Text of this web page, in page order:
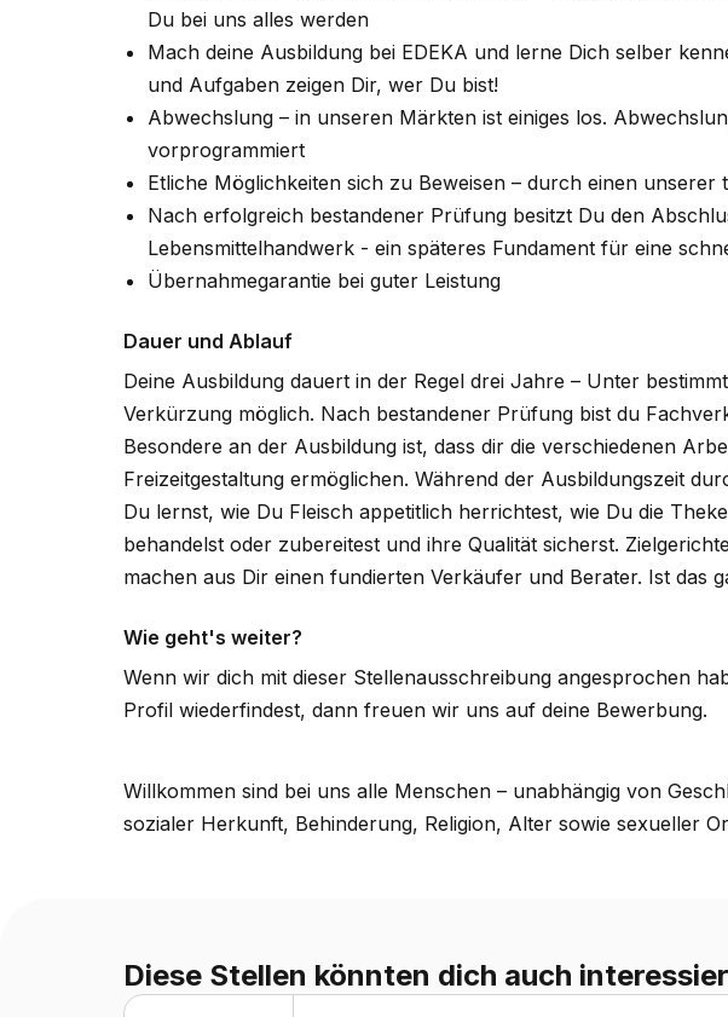
Du bei uns alles werden
Mach deine Ausbildung bei EDEKA und lerne Dich selber
und Aufgaben zeigen Dir, wer Du bist!
Abwechslung – in unseren Märkten ist einiges los.
vorprogrammiert
Etliche Möglichkeiten sich zu Beweisen – durch einen unserer
Nach erfolgreich bestandener Prüfung besitzt Du den
Lebensmittelhandwerk - ein späteres Fundament für eine
Übernahmegarantie bei guter Leistung
Dauer und Ablauf
Deine Ausbildung dauert in der Regel drei Jahre – Unter
Verkürzung möglich. Nach bestandener Prüfung bist du
Besondere an der Ausbildung ist, dass dir die verschiedenen
Freizeitgestaltung ermöglichen. Während der Ausbildungszeit
Du lernst, wie Du Fleisch appetitlich herrichtest, wie Du die
behandelst oder zubereitest und ihre Qualität sicherst.
machen aus Dir einen fundierten Verkäufer und Berater. Ist das
Wie geht's weiter?
Wenn wir dich mit dieser Stellenausschreibung angesprochen
Profil wiederfindest, dann freuen wir uns auf deine Bewerbung.
Willkommen sind bei uns alle Menschen – unabhängig von
sozialer Herkunft, Behinderung, Religion, Alter sowie sexueller
Diese Stellen könnten dich auch